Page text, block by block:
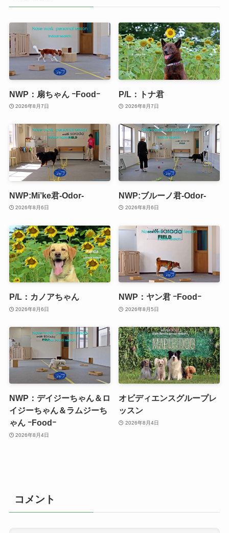
NWP：扇ちゃん ｰFoodｰ
2026年8月7日
P/L：トナ君
2026年8月7日
NWP:Mi’ke君-Odor-
2026年8月6日
NWP:ブルーノ君-Odor-
2026年8月6日
P/L：カノアちゃん
2026年8月6日
NWP：ヤン君 ｰFoodｰ
2026年8月5日
NWP：デイジーちゃん＆ロ
イジーちゃん＆ラムジーち
ゃん ｰFoodｰ
2026年8月4日
オビディエンスグループレ
ッスン
2026年8月4日
コメント